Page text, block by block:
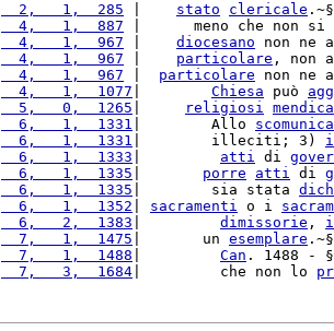
  2,   1,  285
stato clericale
  4,   1,  887
|      meno che non si
  4,   1,  967
diocesano non ne
  4,   1,  967
particolare , non
  4,   1,  967
particolare non ne
  4,   1,  1077
Chiesa può
  5,   0,  1265
religiosi
  6,   1,  1331
|        Allo
  6,   1,  1331
|        illeciti; 3)
  6,   1,  1333
atti di
  6,   1,  1335
porre atti di
  6,   1,  1335
|        sia stata
  6,   1,  1352
sacramenti o i
  6,   2,  1383
dimissorie ,
  7,   1,  1475
|       un esemplare
  7,   1,  1488
Can . 1488 -
  7,   3,  1684
|         che non lo